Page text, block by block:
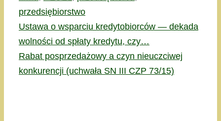
przedsiębiorstwo
Ustawa o wsparciu kredytobiorców — dekada
wolności od spłaty kredytu, czy…
Rabat posprzedażowy a czyn nieuczciwej
konkurencji (uchwała SN III CZP 73/15)